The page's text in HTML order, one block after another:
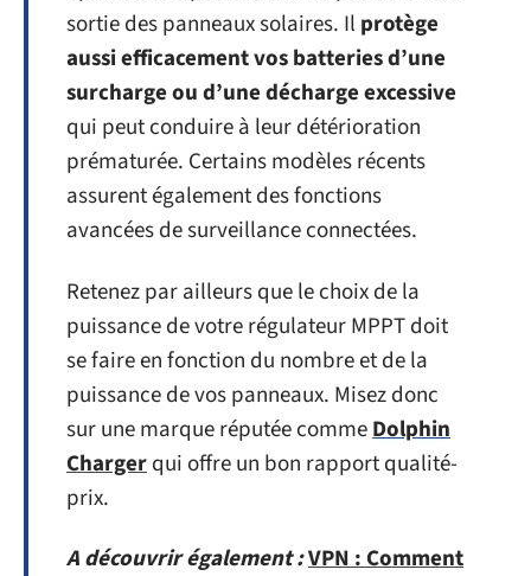
sortie des panneaux solaires. Il protège
aussi efficacement vos batteries d’une
surcharge ou d’une décharge excessive
qui peut conduire à leur détérioration
prématurée. Certains modèles récents
assurent également des fonctions
avancées de surveillance connectées.
Retenez par ailleurs que le choix de la
puissance de votre régulateur MPPT doit
se faire en fonction du nombre et de la
puissance de vos panneaux. Misez donc
sur une marque réputée commeDolphin
Chargerqui offre un bon rapport qualité-
prix.
A découvrir également :VPN : Comment